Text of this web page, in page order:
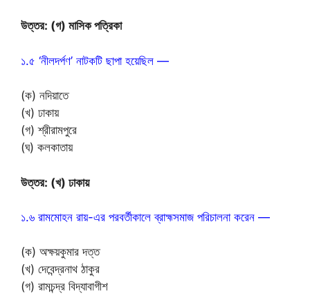
উত্তর: (গ) মাসিক পত্রিকা
১.৫ ‘নীলদর্পণ’ নাটকটি ছাপা হয়েছিল —
(ক) নদিয়াতে
(খ) ঢাকায়
(গ) শ্রীরামপুরে
(ঘ) কলকাতায়
উত্তর: (খ) ঢাকায়
১.৬ রামমোহন রায়-এর পরবর্তীকালে ব্রাহ্মসমাজ পরিচালনা করেন —
(ক) অক্ষয়কুমার দত্ত
(খ) দেবেন্দ্রনাথ ঠাকুর
(গ) রামচন্দ্র বিদ্যাবাগীশ